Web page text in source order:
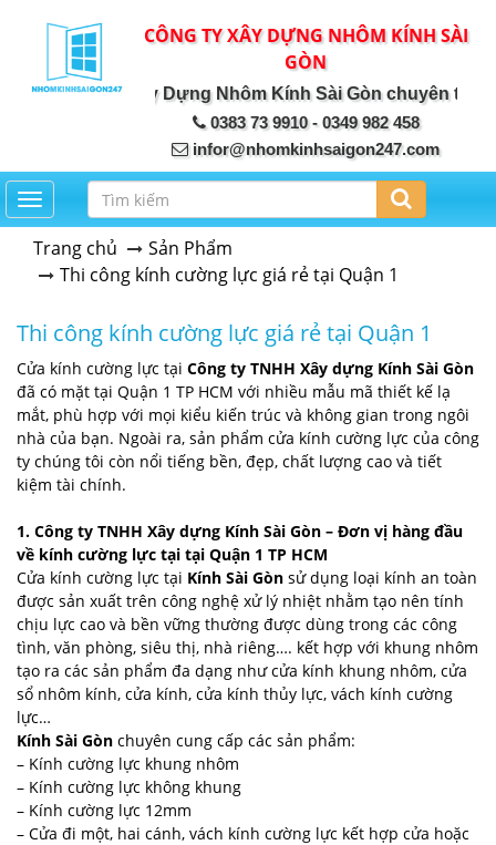
CÔNG TY XÂY DỰNG NHÔM KÍNH SÀI
GÒN
Công ty Xây Dựng Nhôm Kính Sài Gòn chuyên thiết
0383 73 9910 - 0349 982 458
infor@nhomkinhsaigon247.com
Toggle navigation
Trang chủ
Sản Phẩm
Thi công kính cường lực giá rẻ tại Quận 1
Thi công kính cường lực giá rẻ tại Quận 1
Cửa kính cường lực tại Công ty TNHH Xây dựng Kính Sài Gòn
đã có mặt tại Quận 1 TP HCM với nhiều mẫu mã thiết kế lạ
mắt, phù hợp với mọi kiểu kiến trúc và không gian trong ngôi
nhà của bạn. Ngoài ra, sản phẩm cửa kính cường lực của công
ty chúng tôi còn nổi tiếng bền, đẹp, chất lượng cao và tiết
kiệm tài chính.
1. Công ty TNHH Xây dựng Kính Sài Gòn – Đơn vị hàng đầu
về kính cường lực tại tại Quận 1 TP HCM
Cửa kính cường lực tại Kính Sài Gòn sử dụng loại kính an toàn
được sản xuất trên công nghệ xử lý nhiệt nhằm tạo nên tính
chịu lực cao và bền vững thường được dùng trong các công
tình, văn phòng, siêu thị, nhà riêng…. kết hợp với khung nhôm
tạo ra các sản phẩm đa dạng như cửa kính khung nhôm, cửa
sổ nhôm kính, cửa kính, cửa kính thủy lực, vách kính cường
lực…
Kính Sài Gòn chuyên cung cấp các sản phẩm:
– Kính cường lực khung nhôm
– Kính cường lực không khung
– Kính cường lực 12mm
– Cửa đi một, hai cánh, vách kính cường lực kết hợp cửa hoặc